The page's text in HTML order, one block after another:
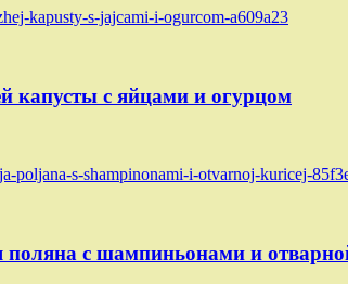
капусты с яйцами и огурцом
поляна с шампиньонами и